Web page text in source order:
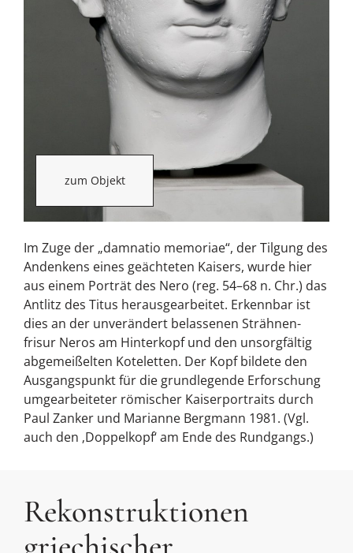
zum Objekt
Im Zuge der „damnatio memoriae“, der Tilgung des
Andenkens eines geächteten Kaisers, wurde hier
aus einem Porträt des Nero (reg. 54–68 n. Chr.) das
Antlitz des Titus herausgearbeitet. Erkennbar ist
dies an der unverändert belassenen Strähnen-
frisur Neros am Hinterkopf und den unsorgfältig
abgemeißelten Koteletten. Der Kopf bildete den
Ausgangspunkt für die grundlegende Erforschung
umgearbeiteter römischer Kaiserportraits durch
Paul Zanker und Marianne Bergmann 1981. (Vgl.
auch den ‚Doppelkopf‘ am Ende des Rundgangs.)
Rekonstruktionen